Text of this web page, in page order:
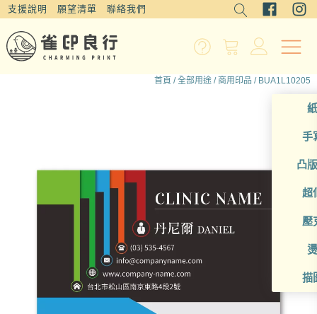
支援說明 願望清單 聯絡我們
手
凸
超
壓
描
首頁 /全部用途 / 商用印品 / BUA1L10205